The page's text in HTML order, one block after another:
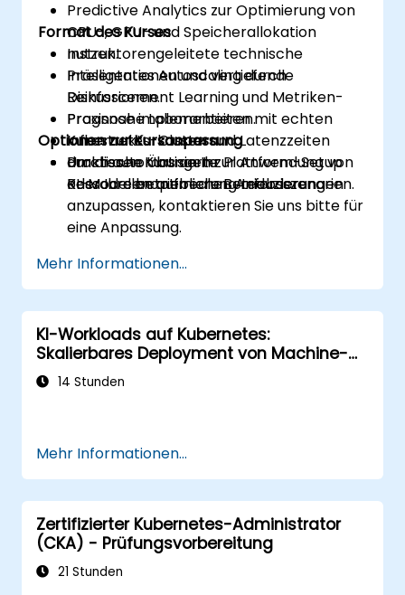
Predictive Analytics zur Optimierung von
CPU-, GPU- und Speicherallokation
nutzen.
Intelligentes Autoscaling durch
Reinforcement Learning und Metriken-
Prognose implementieren.
Infrastrukturkosten und Latenzzeiten
durch automatisierte
Ressourcenoptimierung reduzieren.
Format des Kurses
Instruktorengeleitete technische
Präsentationen und vertiefende
Diskussionen.
Praxisnahe Laborarbeiten mit echten
Kubernetes-Clustern.
Praktische Übungen zur Anwendung von
KI-Modellen auf reale Betriebsszenarien.
Optionen zur Kursanpassung
Um diesen Kurs an Ihr Plattform-Setup
oder Ihre betrieblichen Anforderungen
anzupassen, kontaktieren Sie uns bitte für
eine Anpassung.
Mehr Informationen...
KI-Workloads auf Kubernetes:
Skalierbares Deployment von Machine-
Learning-Modellen
14 Stunden
Mehr Informationen...
Zertifizierter Kubernetes-Administrator
(CKA) - Prüfungsvorbereitung
21 Stunden